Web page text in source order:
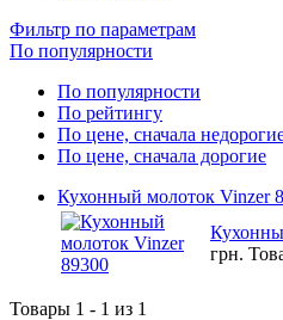
Фильтр по параметрам
По популярности
По популярности
По рейтингу
По цене, сначала
По цене, сначала дорогие
Кухонный молоток Vinzer
грн.
Товары 1 - 1 из 1